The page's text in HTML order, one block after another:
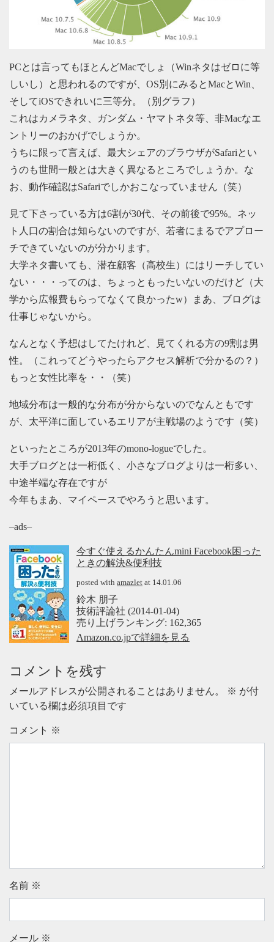
PCとは言ってもほとんどMacでしょ（Winネタはゼロに等
しいし）と思われるのですが、OS別にみるとMacとWin、
そしてiOSできれいに三等分。（別グラフ）
これはカメラネタ、ガンダム・ヤマトネタ等、非Macなエ
ントリーのおかげでしょうか。
うちに限って言えば、最大シェアのブラウザがSafariとい
うのも世間一般とは大きく異なるところでしょうか。な
お、動作確認はSafariでしかおこなっていません（笑）
見て下さっている方は6割が30代、その前後で95%。ネッ
ト人口の割合は知らないのですが、若者にまるでアプロー
チできていないのが分かります。
大学ネタ書いても、潜在顧客（高校生）にはリーチしてい
ない・・・ってのは、ちょっともったいないのだけど（大
学から広報費もらってなくて良かったw）まあ、ブログは
仕事じゃないから。
なんとなく予想はしてたけれど、見てくれる方の9割は男
性。（これってどうやったらアクセス解析で分かるの？）
もっと女性比率を・・（笑）
地域分布は一般的な分布が分からないのでなんともです
が、太平洋に面しているエリアが主戦場のようです（笑）
といったところが2013年のmono-logueでした。
大手ブログとは一桁低く、小さなブログよりは一桁多い、
中途半端な存在ですが
今年もまあ、マイペースでやろうと思います。
–ads–
今すぐ使えるかんたんmini Facebook困った
ときの解決&便利技
posted with amazlet at 14.01.06
鈴木 朋子
技術評論社 (2014-01-04)
売り上げランキング: 162,365
Amazon.co.jpで詳細を見る
コメントを残す
メールアドレスが公開されることはありません。 ※ が付
いている欄は必須項目です
コメント ※
名前 ※
メール ※